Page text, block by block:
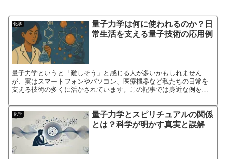
化学
量子力学は何に使われるのか？日
常生活を支える量子技術の応用例
量子力学というと「難しそう」と感じる人が多いかもしれません
が、実はスマートフォンやパソコン、医療機器など私たちの日常を
支える技術の多くに活かされています。この記事では身近な例を通
を...
化学
量子力学とスピリチュアルの関係
とは？科学が明かす真実と誤解